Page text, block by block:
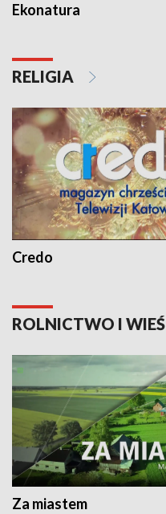
Ekonatura
RELIGIA
Credo
ROLNICTWO I WIEŚ
Za miastem